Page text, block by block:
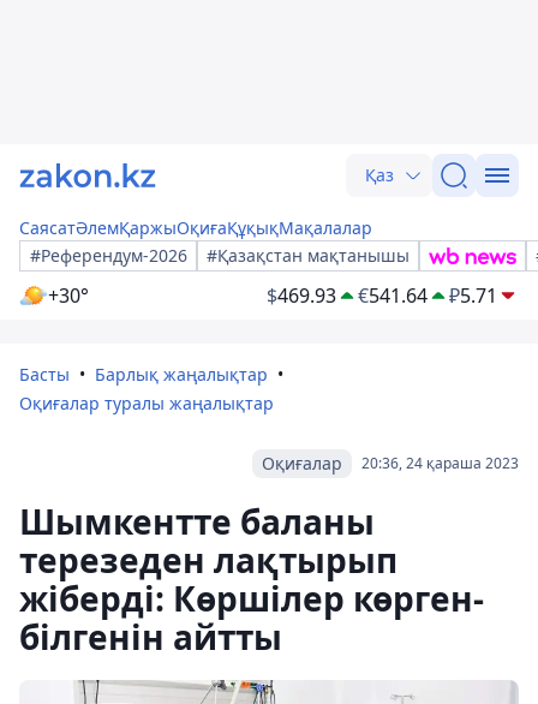
Қаз
СаясатӘлемҚаржыОқиғаҚұқықМақалалар
#Референдум-2026
#Қазақстан мақтанышы
+30° $469.93 €541.64 ₽5.71
Басты
Барлық жаңалықтар
Оқиғалар туралы жаңалықтар
20:36, 24 қараша 2023
Оқиғалар
Шымкентте баланы
терезеден лақтырып
жіберді: Көршілер көрген-
білгенін айтты